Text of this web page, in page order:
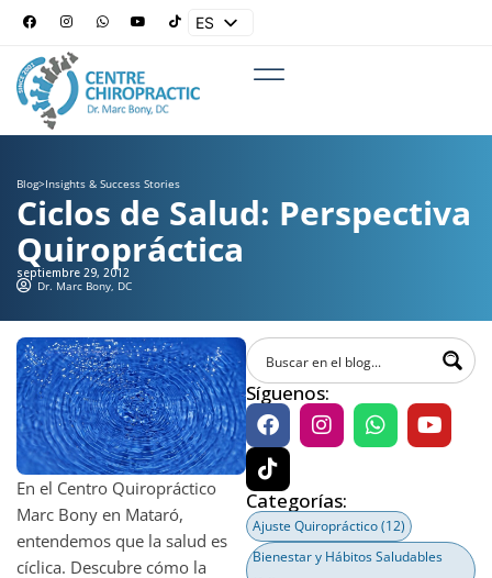
ES
Blog>Insights & Success Stories
Ciclos de Salud: Perspectiva
Quiropráctica
septiembre 29, 2012
Dr. Marc Bony, DC
En el Centro Quiropráctico
Marc Bony en Mataró,
entendemos que la salud es
cíclica. Descubre cómo la
Síguenos:
Categorías:
Ajuste Quiropráctico(12)
Bienestar y Hábitos Saludables